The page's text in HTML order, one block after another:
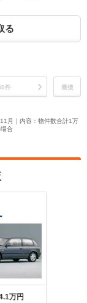
る
件 最後
月｜内容：物件数合計1万
合
万円